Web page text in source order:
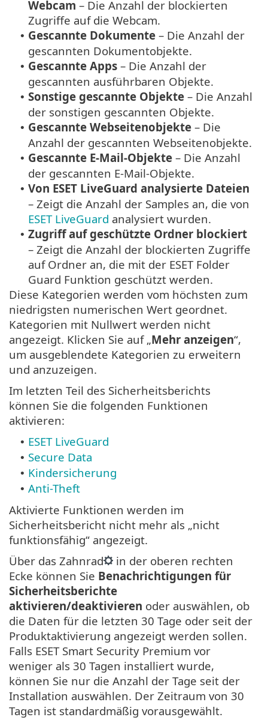
Webcam – Die Anzahl der blockierten
Zugriffe auf die Webcam.
• Gescannte Dokumente – Die Anzahl der
gescannten Dokumentobjekte.
• Gescannte Apps – Die Anzahl der
gescannten ausführbaren Objekte.
• Sonstige gescannte Objekte – Die Anzahl
der sonstigen gescannten Objekte.
• Gescannte Webseitenobjekte – Die
Anzahl der gescannten Webseitenobjekte.
• Gescannte E-Mail-Objekte – Die Anzahl
der gescannten E-Mail-Objekte.
• Von ESET LiveGuard analysierte Dateien
– Zeigt die Anzahl der Samples an, die von
ESET LiveGuard analysiert wurden.
• Zugriff auf geschützte Ordner blockiert
– Zeigt die Anzahl der blockierten Zugriffe
auf Ordner an, die mit der ESET Folder
Guard Funktion geschützt werden.
Diese Kategorien werden vom höchsten zum
niedrigsten numerischen Wert geordnet.
Kategorien mit Nullwert werden nicht
angezeigt. Klicken Sie auf „Mehr anzeigen“,
um ausgeblendete Kategorien zu erweitern
und anzuzeigen.
Im letzten Teil des Sicherheitsberichts
können Sie die folgenden Funktionen
aktivieren:
• ESET LiveGuard
• Secure Data
• Kindersicherung
• Anti-Theft
Aktivierte Funktionen werden im
Sicherheitsbericht nicht mehr als „nicht
funktionsfähig“ angezeigt.
Über das Zahnrad
in der oberen rechten
Ecke können Sie Benachrichtigungen für
Sicherheitsberichte
aktivieren/deaktivieren oder auswählen, ob
die Daten für die letzten 30 Tage oder seit der
Produktaktivierung angezeigt werden sollen.
Falls ESET Smart Security Premium vor
weniger als 30 Tagen installiert wurde,
können Sie nur die Anzahl der Tage seit der
Installation auswählen. Der Zeitraum von 30
Tagen ist standardmäßig vorausgewählt.